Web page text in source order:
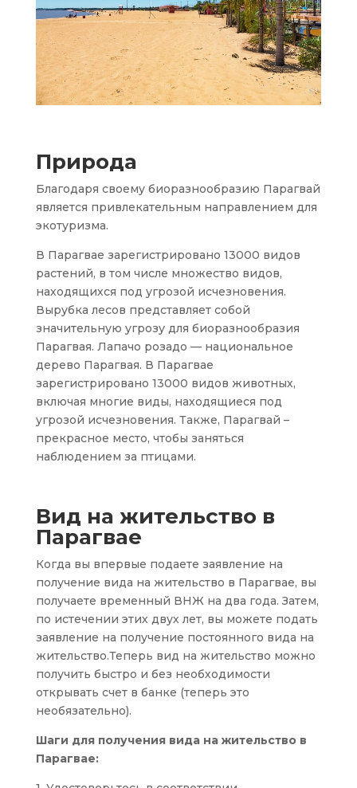
Природа
Благодаря своему биоразнообразию Парагвай
является привлекательным направлением для
экотуризма.
В Парагвае зарегистрировано 13000 видов
растений, в том числе множество видов,
находящихся под угрозой исчезновения.
Вырубка лесов представляет собой
значительную угрозу для биоразнообразия
Парагвая. Лапачо розадо — национальное
дерево Парагвая. В Парагвае
зарегистрировано 13000 видов животных,
включая многие виды, находящиеся под
угрозой исчезновения. Также, Парагвай –
прекрасное место, чтобы заняться
наблюдением за птицами.
Вид на жительство в
Парагвае
Когда вы впервые подаете заявление на
получение вида на жительство в Парагвае, вы
получаете временный ВНЖ на два года. Затем,
по истечении этих двух лет, вы можете подать
заявление на получение постоянного вида на
жительство.Теперь вид на жительство можно
получить быстро и без необходимости
открывать счет в банке (теперь это
необязательно).
Шаги для получения вида на жительство в
Парагвае: